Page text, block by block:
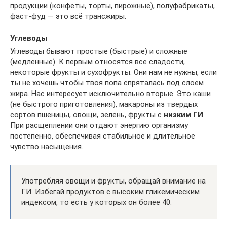
продукции (конфеты, торты, пирожные), полуфабрикаты,
фаст-фуд — это всё трансжиры.
Углеводы
Углеводы бывают простые (быстрые) и сложные
(медленные). К первым относятся все сладости,
некоторые фрукты и сухофрукты. Они нам не нужны, если
ты не хочешь чтобы твоя попа спряталась под слоем
жира. Нас интересует исключительно вторые. Это каши
(не быстрого приготовления), макароны из твердых
сортов пшеницы, овощи, зелень, фрукты с низким ГИ.
При расщеплении они отдают энергию организму
постепенно, обеспечивая стабильное и длительное
чувство насыщения.
Употребляя овощи и фрукты, обращай внимание на
ГИ. Избегай продуктов с высоким гликемическим
индексом, то есть у которых он более 40.